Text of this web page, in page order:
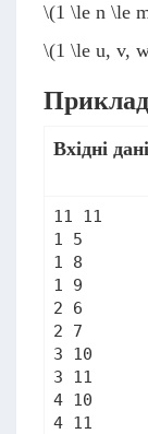
\(1 \le n \le
\(1 \le u, v,
Вхідні
11 11
1 5
1 8
1 9
2 6
2 7
3 10
3 11
4 10
4 11